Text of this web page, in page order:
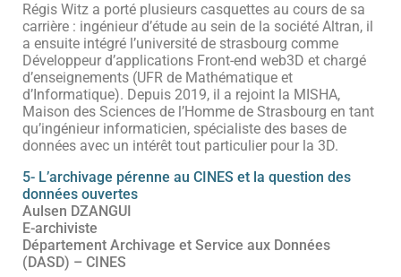
Régis Witz a porté plusieurs casquettes au cours de sa
carrière : ingénieur d’étude au sein de la société Altran, il
a ensuite intégré l’université de strasbourg comme
Développeur d’applications Front-end web3D et chargé
d’enseignements (UFR de Mathématique et
d’Informatique). Depuis 2019, il a rejoint la MISHA,
Maison des Sciences de l’Homme de Strasbourg en tant
qu’ingénieur informaticien, spécialiste des bases de
données avec un intérêt tout particulier pour la 3D.
5- L’archivage pérenne au CINES et la question des
données ouvertes
Aulsen DZANGUI
E-archiviste
Département Archivage et Service aux Données
(DASD) – CINES